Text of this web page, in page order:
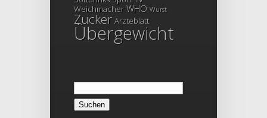
Weichmacher WHO Wurst
Zucker Ärzteblatt
Übergewicht
Suchen
nach: